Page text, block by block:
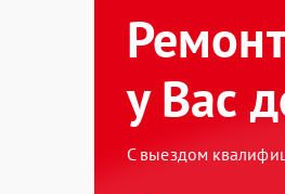
у Вас
С выездом